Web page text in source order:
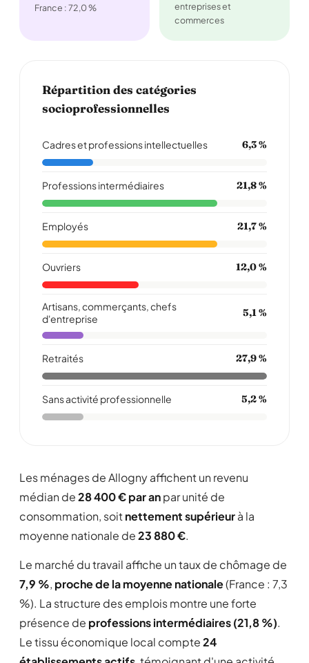
France : 72,0 %
entreprises et
commerces
Répartition des catégories
socioprofessionnelles
Cadres et professions intellectuelles 6,3 %
Professions intermédiaires 21,8 %
Employés 21,7 %
Ouvriers 12,0 %
Artisans, commerçants, chefs
d'entreprise
5,1 %
Retraités 27,9 %
Sans activité professionnelle 5,2 %
Les ménages de Allogny affichent un revenu
médian de28 400 € par anpar unité de
consommation, soitnettement supérieurà la
moyenne nationale de23 880 €.
Le marché du travail affiche un taux de chômage de
7,9 %, proche de la moyenne nationale(France : 7,3
%). La structure des emplois montre une forte
présence de professions intermédiaires (21,8 %).
Le tissu économique local compte24